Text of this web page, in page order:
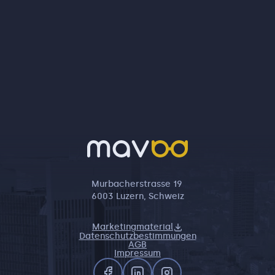
Murbacherstrasse 19
6003 Luzern, Schweiz
Marketingmaterial
Datenschutzbestimmungen
AGB
Impressum